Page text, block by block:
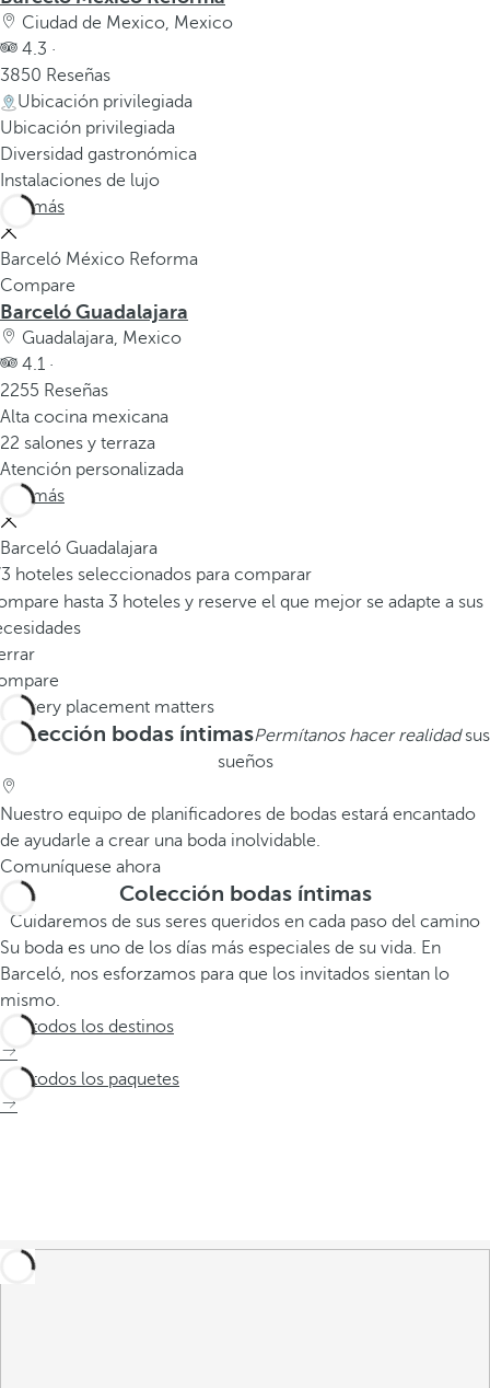
Ciudad de Mexico, Mexico
4.3 ·
3850 Reseñas
Ubicación privilegiada
Ubicación privilegiada
Diversidad gastronómica
Instalaciones de lujo
Ver más
Barceló México Reforma
Compare
Barceló Guadalajara
Guadalajara, Mexico
4.1 ·
2255 Reseñas
Alta cocina mexicana
22 salones y terraza
Atención personalizada
Ver más
Barceló Guadalajara
hoteles seleccionados para comparar
hasta 3 hoteles y reserve el que mejor se adapte a sus
Colección bodas íntimasPermítanos hacer realidadsus
sueños
Nuestro equipo de planificadores de bodas estará encantado
de ayudarle a crear una boda inolvidable.
Comuníquese ahora
Colección bodas íntimas
Cuidaremos de sus seres queridos en cada paso del camino
Su boda es uno de los días más especiales de su vida. En
Barceló, nos esforzamos para que los invitados sientan lo
mismo.
Ver todos los destinos
Ver todos los paquetes